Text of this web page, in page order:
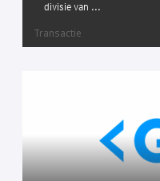
divisie van ...
Transactie